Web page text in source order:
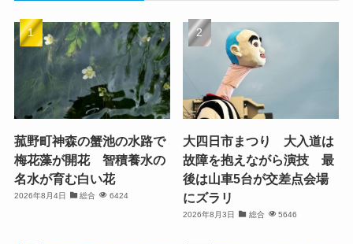
菰野町神森の蟹池の水路で
梅花藻が開花 智積養水の
名水が育む白い花
2026年8月4日 総合 6424
大四日市まつり 大入道は
故障を抱えながら演技 最
後は山車5台が交差点会場
にズラリ
2026年8月3日 総合 5646